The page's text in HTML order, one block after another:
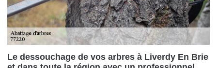
Le dessouchage de vos arbres à Liverdy En Brie